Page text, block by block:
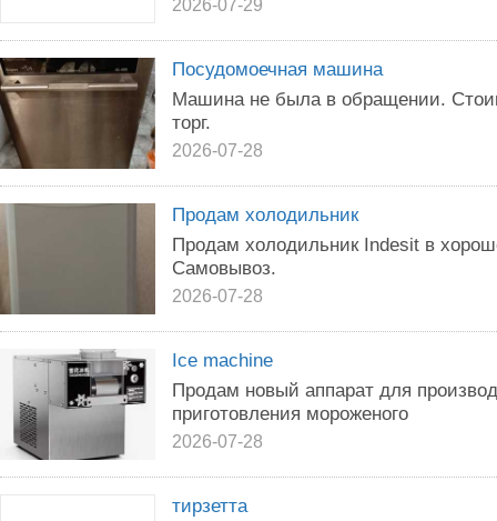
2026-07-29
Посудомоечная машина
Машина не была в обращении.
торг.
2026-07-28
Продам холодильник
Продам холодильник Indesit в
Самовывоз.
2026-07-28
Ice machine
Продам новый аппарат для
приготовления мороженого
2026-07-28
тирзетта